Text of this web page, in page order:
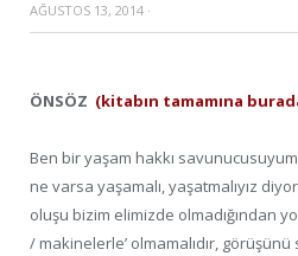
AĞUSTOS 13, 2014 ·
ÖNSÖZ (kitabın tamamına
Ben bir yaşam hakkı
ne varsa yaşamalı, yaşatmalıyız
oluşu bizim elimizde olmadığından
/ makinelerle’ olmamalıdır,